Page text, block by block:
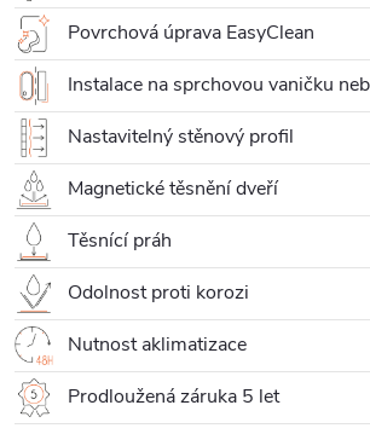
Povrchová úprava EasyClean
Instalace na sprchovou vaničku
Nastavitelný stěnový profil
Magnetické těsnění dveří
Těsnící práh
Odolnost proti korozi
Nutnost aklimatizace
Prodloužená záruka 5 let